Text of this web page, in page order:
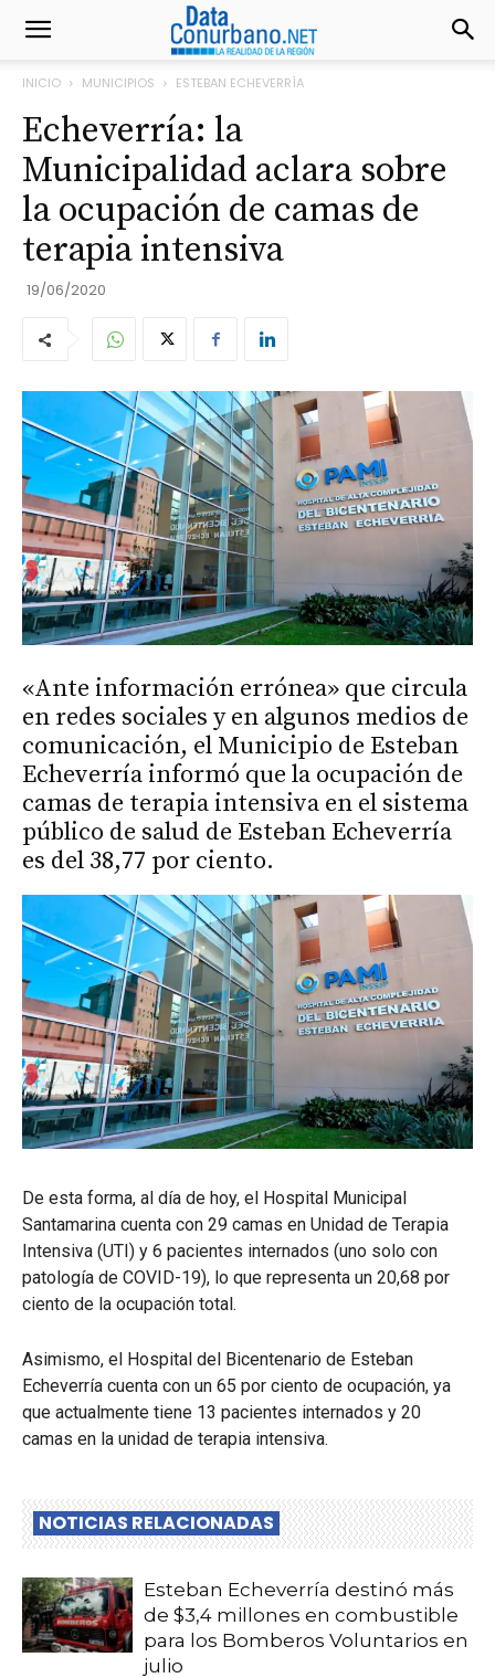
INICIO MUNICIPIOS ESTEBAN ECHEVERRÍA
Echeverría: la
Municipalidad aclara sobre
la ocupación de camas de
terapia intensiva
19/06/2020
«Ante información errónea» que circula
en redes sociales y en algunos medios de
comunicación, el Municipio de Esteban
Echeverría informó que la ocupación de
camas de terapia intensiva en el sistema
público de salud de Esteban Echeverría
es del 38,77 por ciento.
De esta forma, al día de hoy, el Hospital Municipal
Santamarina cuenta con 29 camas en Unidad de Terapia
Intensiva (UTI) y 6 pacientes internados (uno solo con
patología de COVID-19), lo que representa un 20,68 por
ciento de la ocupación total.
Asimismo, el Hospital del Bicentenario de Esteban
Echeverría cuenta con un 65 por ciento de ocupación, ya
que actualmente tiene 13 pacientes internados y 20
camas en la unidad de terapia intensiva.
NOTICIAS RELACIONADAS
Esteban Echeverría destinó más
de $3,4 millones en combustible
para los Bomberos Voluntarios en
julio